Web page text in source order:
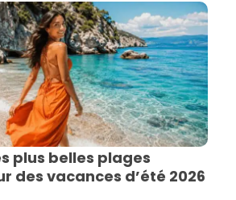
plus belles plages
des vacances d’été 2026